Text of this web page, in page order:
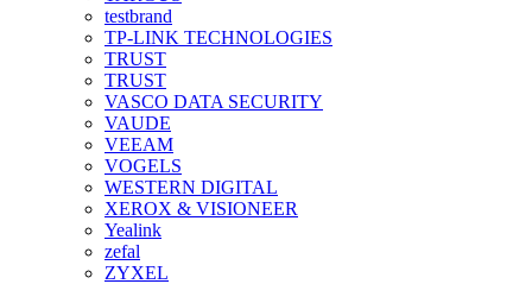
testbrand
TP-LINK TECHNOLOGIES
TRUST
TRUST
VASCO DATA SECURITY
VAUDE
VEEAM
VOGELS
WESTERN DIGITAL
XEROX & VISIONEER
Yealink
zefal
ZYXEL